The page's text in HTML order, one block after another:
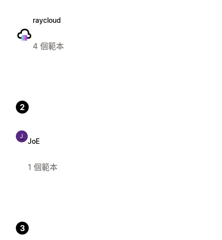
raycloud
4 個範本
2
J
JoE
1 個範本
3